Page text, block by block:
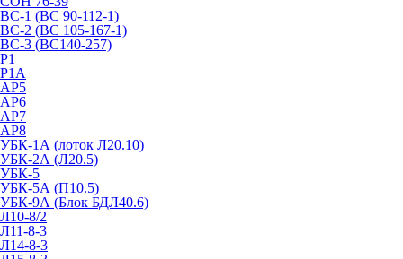
ВС-1 (ВС 90-112-1)
ВС-2 (ВС 105-167-1)
ВС-3 (ВС140-257)
Р1
Р1А
АР5
АР6
АР7
АР8
УБК-1А (лоток Л20.10)
УБК-2А (Л20.5)
УБК-5
УБК-5А (П10.5)
УБК-9А (Блок БДЛ40.6)
Л10-8/2
Л11-8-3
Л14-8-3